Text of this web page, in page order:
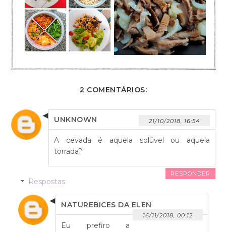
2 COMENTÁRIOS:
UNKNOWN 21/10/2018, 16:54
A cevada é aquela solúvel ou aquela
torrada?
RESPONDER
Respostas
NATUREBICES DA ELEN
16/11/2018, 00:12
Eu prefiro a